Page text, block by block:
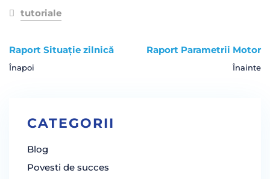
tutoriale
Raport Situație zilnică
Înapoi
Raport Parametrii Motor
Înainte
CATEGORII
Blog
Povesti de succes